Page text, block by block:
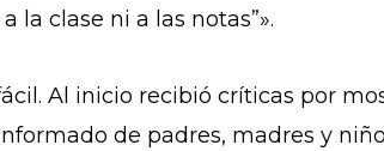
la clase ni a las notas”».
Al inicio recibió críticas por
de padres, madres y